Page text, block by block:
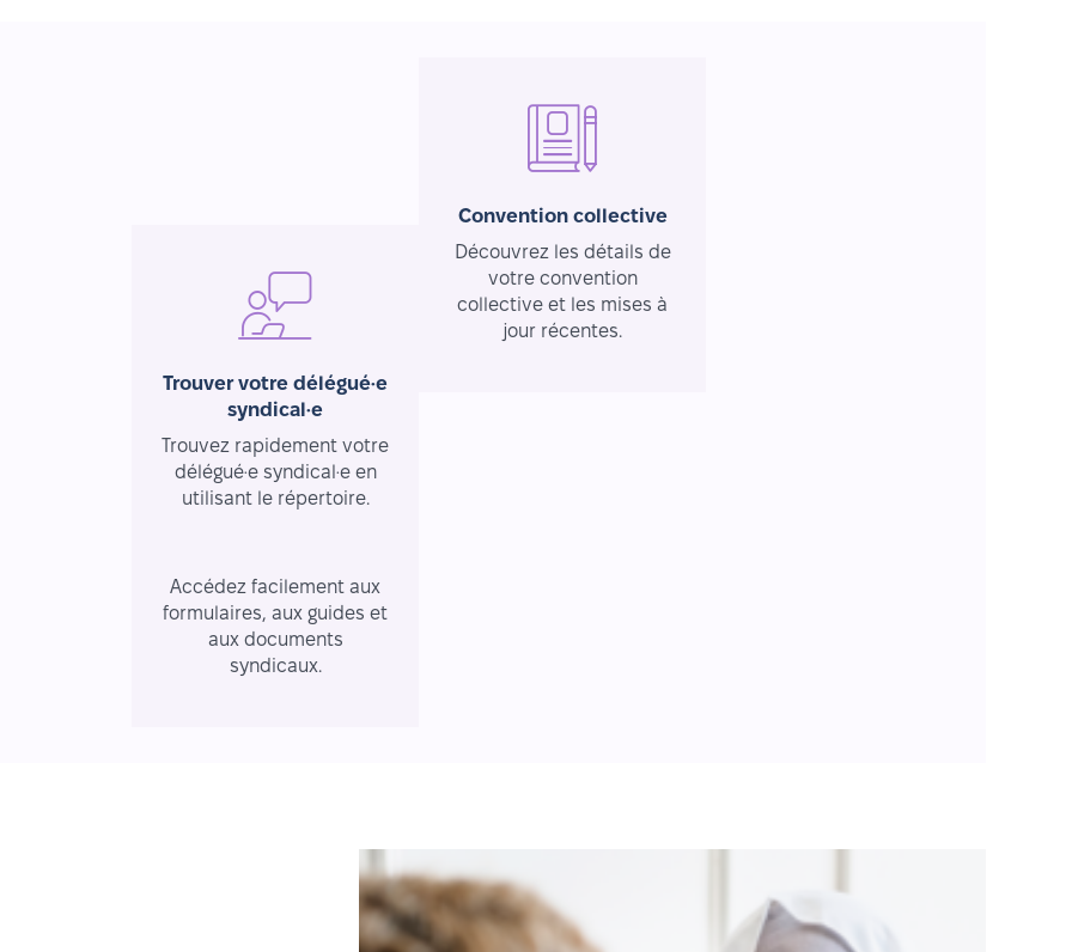
Trouver votre délégué·e
syndical·e
Trouvez rapidement votre
délégué·e syndical·e en
utilisant le répertoire.
Convention collective
Découvrez les détails de
votre convention
collective et les mises à
jour récentes.
Accédez facilement aux
formulaires, aux guides et
aux documents
syndicaux.